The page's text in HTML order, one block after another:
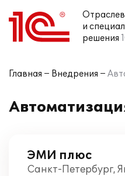
и
решения
Главная Внедрения
ЭМИ плюс
Санкт-Петербург,